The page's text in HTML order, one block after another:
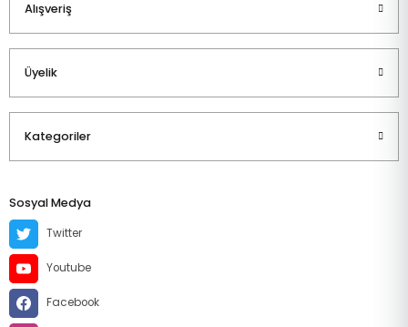
Alışveriş
Üyelik
Kategoriler
Sosyal Medya
Twitter
Youtube
Facebook